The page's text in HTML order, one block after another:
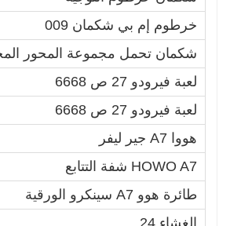
خرطوم إم بي شكمان 009
شكمان تحمل مجموعة المحور
لعبة فيرودو 27 ص 6668
لعبة فيرودو 27 ص 6668
هووا A7 جير ليفر
HOWO A7 شفة التتابع
طائرة هوو A7 سينكرو الورقية